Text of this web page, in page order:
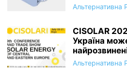
Альтернативна
CISOLAR
Україна
Альтернативна